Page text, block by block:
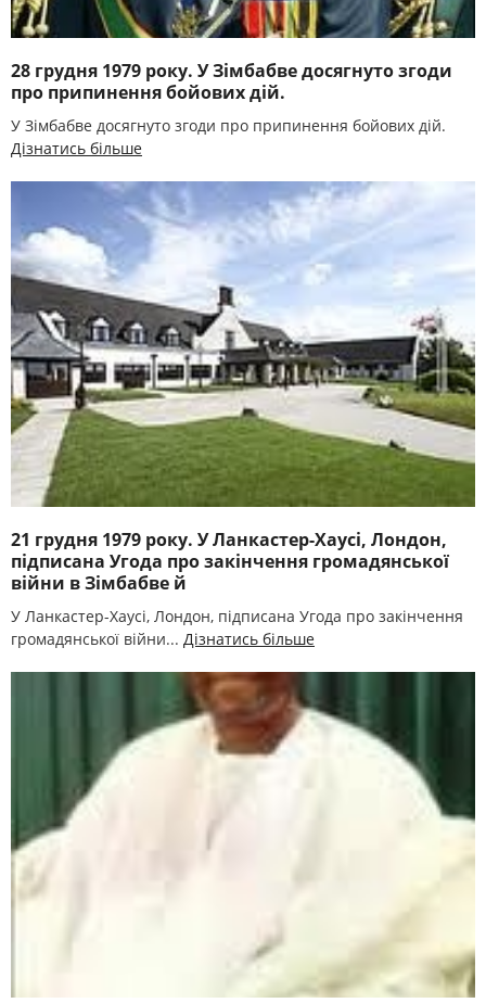
28 грудня 1979 року. У Зімбабве досягнуто згоди
про припинення бойових дій.
У Зімбабве досягнуто згоди про припинення бойових дій.
Дізнатись більше
21 грудня 1979 року. У Ланкастер-Хаусі, Лондон,
підписана Угода про закінчення громадянської
війни в Зімбабве й
У Ланкастер-Хаусі, Лондон, підписана Угода про закінчення
громадянської війни... Дізнатись більше